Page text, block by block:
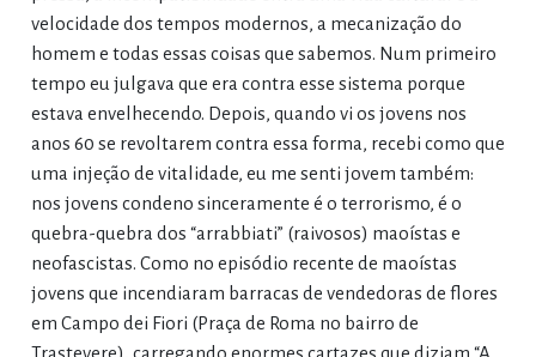
velocidade dos tempos modernos, a mecanização do
homem e todas essas coisas que sabemos. Num primeiro
tempo eu julgava que era contra esse sistema porque
estava envelhecendo. Depois, quando vi os jovens nos
anos 60 se revoltarem contra essa forma, recebi como que
uma injeção de vitalidade, eu me senti jovem também:
nos jovens condeno sinceramente é o terrorismo, é o
quebra-quebra dos “arrabbiati” (raivosos) maoístas e
neofascistas. Como no episódio recente de maoístas
jovens que incendiaram barracas de vendedoras de flores
em Campo dei Fiori (Praça de Roma no bairro de